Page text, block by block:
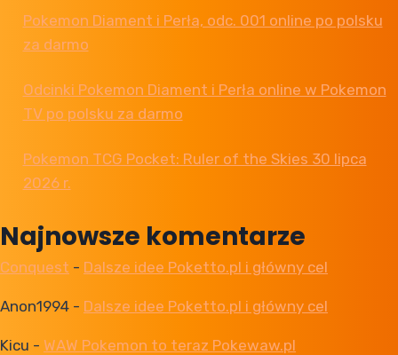
Pokemon Diament i Perła, odc. 001 online po polsku
za darmo
Odcinki Pokemon Diament i Perła online w Pokemon
TV po polsku za darmo
Pokemon TCG Pocket: Ruler of the Skies 30 lipca
2026 r.
Najnowsze komentarze
Conquest - Dalsze idee Poketto.pl i główny cel
Anon1994 - Dalsze idee Poketto.pl i główny cel
Kicu - WAW Pokemon to teraz Pokewaw.pl